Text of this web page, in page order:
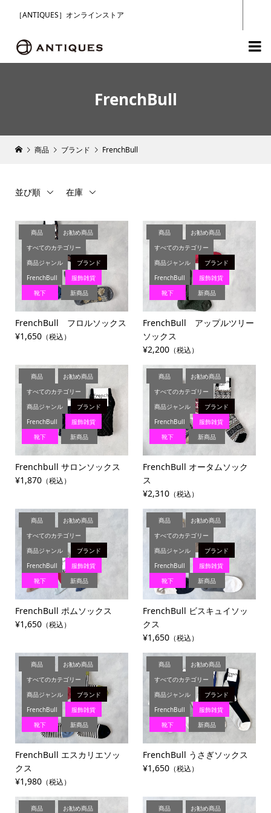
［ANTIQUES］オンラインストア

FrenchBull
商品 ブランド FrenchBull
並び順 在庫
商品
お勧め商品
すべてのカテゴリー
商品ジャンル
ブランド
FrenchBull
服飾雑貨
靴下
新商品
FrenchBull フロルソックス
¥1,650（税込）
商品
お勧め商品
すべてのカテゴリー
商品ジャンル
ブランド
FrenchBull
服飾雑貨
靴下
新商品
FrenchBull アップルツリー
ソックス
¥2,200 （税込）
商品
お勧め商品
すべてのカテゴリー
商品ジャンル
ブランド
FrenchBull
服飾雑貨
靴下
新商品
Frenchbull サロンソックス
¥1,870（税込）
商品
お勧め商品
すべてのカテゴリー
商品ジャンル
ブランド
FrenchBull
服飾雑貨
靴下
新商品
FrenchBull オータムソック
ス
¥2,310 （税込）
商品
お勧め商品
すべてのカテゴリー
商品ジャンル
ブランド
FrenchBull
服飾雑貨
靴下
新商品
FrenchBull ポムソックス
¥1,650（税込）
商品
お勧め商品
すべてのカテゴリー
商品ジャンル
ブランド
FrenchBull
服飾雑貨
靴下
新商品
FrenchBull ビスキュイソッ
クス
¥1,650 （税込）
商品
お勧め商品
すべてのカテゴリー
商品ジャンル
ブランド
FrenchBull
服飾雑貨
靴下
新商品
FrenchBull エスカリエソッ
クス
¥1,980（税込）
商品
お勧め商品
すべてのカテゴリー
商品ジャンル
ブランド
FrenchBull
服飾雑貨
靴下
新商品
FrenchBull うさぎソックス
¥1,650 （税込）
商品
お勧め商品
商品
お勧め商品